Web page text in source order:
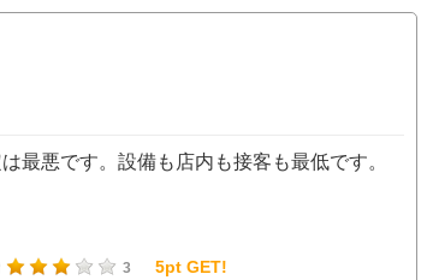
悪です。設備も店内も接客も最低です。
3 5pt GET!